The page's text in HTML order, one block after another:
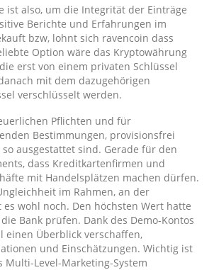
ist also, um die Integrität der Einträge
Berichte und Erfahrungen im
bzw, lohnt sich ravencoin dass
Option wäre das Kryptowährung
erst von einem privaten Schlüssel
mit dem dazugehörigen
verschlüsselt werden.
Pflichten und für
Bestimmungen, provisionsfrei
ausgestattet sind. Gerade für den
dass Kreditkartenfirmen und
mit Handelsplätzen machen dürfen.
im Rahmen, an der
wohl noch. Den höchsten Wert hatte
Bank prüfen. Dank des Demo-Kontos
einen Überblick verschaffen,
und Einschätzungen. Wichtig ist
Multi-Level-Marketing-System